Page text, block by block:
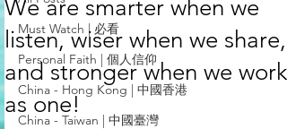
Must Watch | 必看
Personal Faith | 個人信仰
China - Hong Kong | 中國香港
China - Taiwan | 中國臺灣
We are smarter when we
listen, wiser when we share,
and stronger when we work
as one!